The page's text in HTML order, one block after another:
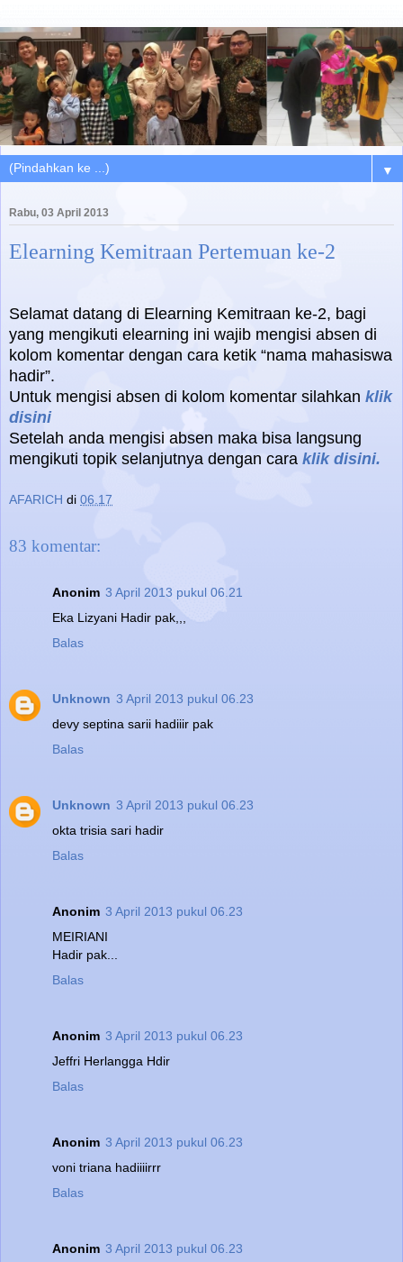
▼
Rabu, 03 April 2013
Elearning Kemitraan Pertemuan ke-2
Selamat datang di Elearning Kemitraan ke-2, bagi
yang mengikuti elearning ini wajib mengisi absen di
kolom komentar dengan cara ketik “nama mahasiswa
hadir”.
Untuk mengisi absen di kolom komentar silahkan klik
disini
Setelah anda mengisi absen maka bisa langsung
mengikuti topik selanjutnya dengan cara klik disini.
AFARICH di 06.17
83 komentar:
Anonim 3 April 2013 pukul 06.21
Eka Lizyani Hadir pak,,,
Balas
Unknown 3 April 2013 pukul 06.23
devy septina sarii hadiiir pak
Balas
Unknown 3 April 2013 pukul 06.23
okta trisia sari hadir
Balas
Anonim 3 April 2013 pukul 06.23
MEIRIANI
Hadir pak...
Balas
Anonim 3 April 2013 pukul 06.23
Jeffri Herlangga Hdir
Balas
Anonim 3 April 2013 pukul 06.23
voni triana hadiiiirrr
Balas
Anonim 3 April 2013 pukul 06.23